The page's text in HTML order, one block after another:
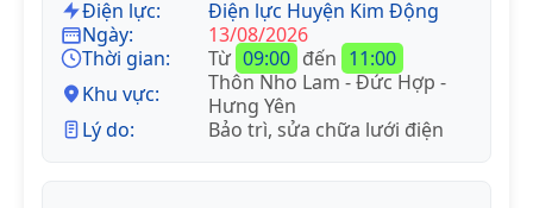
Điện lực:
Điện lực Huyện Kim Động
Ngày:
13/08/2026
Thời gian:
Từ 09:00 đến 11:00
Khu vực:
Thôn Nho Lam - Đức Hợp -
Hưng Yên
Lý do:
Bảo trì, sửa chữa lưới điện